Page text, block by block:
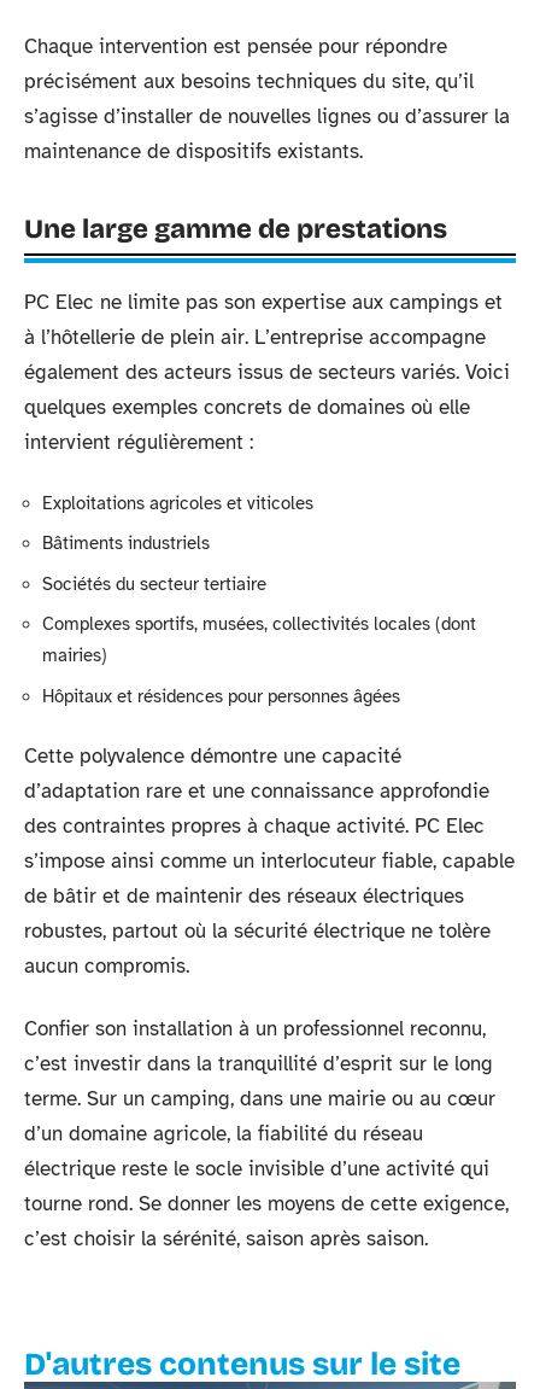
Chaque intervention est pensée pour répondre
précisément aux besoins techniques du site, qu’il
s’agisse d’installer de nouvelles lignes ou d’assurer la
maintenance de dispositifs existants.
Une large gamme de prestations
PC Elec ne limite pas son expertise aux campings et
à l’hôtellerie de plein air. L’entreprise accompagne
également des acteurs issus de secteurs variés. Voici
quelques exemples concrets de domaines où elle
intervient régulièrement :
Exploitations agricoles et viticoles
Bâtiments industriels
Sociétés du secteur tertiaire
Complexes sportifs, musées, collectivités locales (dont
mairies)
Hôpitaux et résidences pour personnes âgées
Cette polyvalence démontre une capacité
d’adaptation rare et une connaissance approfondie
des contraintes propres à chaque activité. PC Elec
s’impose ainsi comme un interlocuteur fiable, capable
de bâtir et de maintenir des réseaux électriques
robustes, partout où la sécurité électrique ne tolère
aucun compromis.
Confier son installation à un professionnel reconnu,
c’est investir dans la tranquillité d’esprit sur le long
terme. Sur un camping, dans une mairie ou au cœur
d’un domaine agricole, la fiabilité du réseau
électrique reste le socle invisible d’une activité qui
tourne rond. Se donner les moyens de cette exigence,
c’est choisir la sérénité, saison après saison.
D'autres contenus sur le site